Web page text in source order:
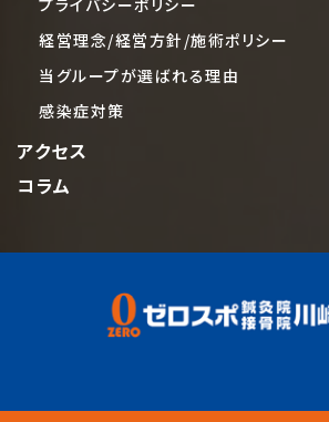
経営理念/経営方針/施術ポリシー
当グループが選ばれる理由
感染症対策
アクセス
コラム